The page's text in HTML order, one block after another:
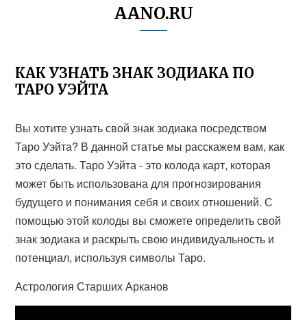
AANO.RU
КАК УЗНАТЬ ЗНАК ЗОДИАКА ПО
ТАРО УЭЙТА
Вы хотите узнать свой знак зодиака посредством
Таро Уэйта? В данной статье мы расскажем вам, как
это сделать. Таро Уэйта - это колода карт, которая
может быть использована для прогнозирования
будущего и понимания себя и своих отношений. С
помощью этой колоды вы сможете определить свой
знак зодиака и раскрыть свою индивидуальность и
потенциал, используя символы Таро.
Астрология Старших Арканов